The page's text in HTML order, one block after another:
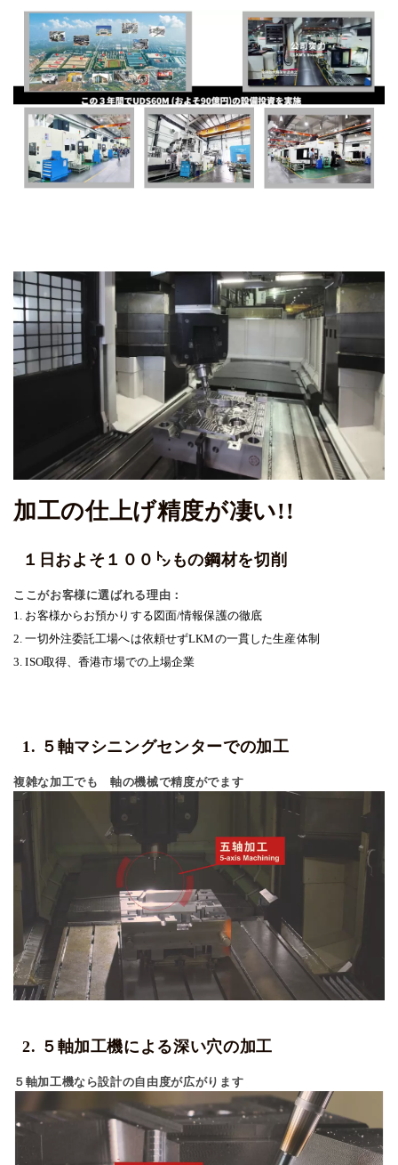
加工の仕上げ精度が凄い!!
１日およそ１００㌧もの鋼材を切削
ここがお客様に選ばれる理由：
1. お客様からお預かりする図面/情報保護の徹底
2. 一切外注委託工場へは依頼せずLKMの一貫した生産体制
3. ISO取得、香港市場での上場企業
1. ５軸マシニングセンターでの加工
複雑な加工でも5軸の機械で精度がでます
2. ５軸加工機による深い穴の加工
５軸加工機なら設計の自由度が広がります